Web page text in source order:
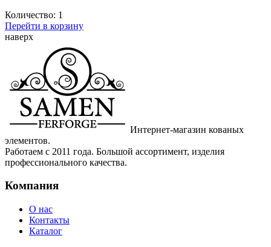
Количество: 1
Перейти в корзину
наверх
Интернет-магазин кованых
элементов.
Работаем с 2011 года. Большой ассортимент, изделия
профессионального качества.
Компания
О нас
Контакты
Каталог